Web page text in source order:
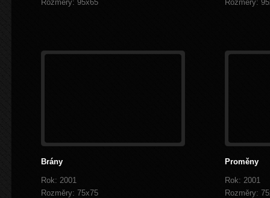
Rozměry: 95x65 Rozměry:
Brány
Rok: 2001
Rozměry: 75x75
Proměny
Rok: 2001
Rozměry: